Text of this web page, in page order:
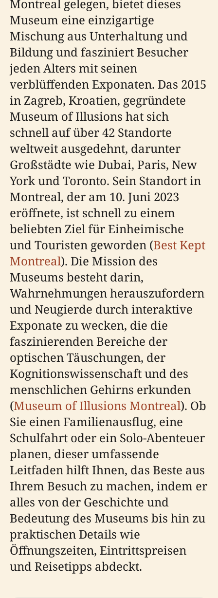
Montreal gelegen, bietet dieses
Museum eine einzigartige
Mischung aus Unterhaltung und
Bildung und fasziniert Besucher
jeden Alters mit seinen
verblüffenden Exponaten. Das 2015
in Zagreb, Kroatien, gegründete
Museum of Illusions hat sich
schnell auf über 42 Standorte
weltweit ausgedehnt, darunter
Großstädte wie Dubai, Paris, New
York und Toronto. Sein Standort in
Montreal, der am 10. Juni 2023
eröffnete, ist schnell zu einem
beliebten Ziel für Einheimische
und Touristen geworden (Best Kept
Montreal). Die Mission des
Museums besteht darin,
Wahrnehmungen herauszufordern
und Neugierde durch interaktive
Exponate zu wecken, die die
faszinierenden Bereiche der
optischen Täuschungen, der
Kognitionswissenschaft und des
menschlichen Gehirns erkunden
(Museum of Illusions Montreal). Ob
Sie einen Familienausflug, eine
Schulfahrt oder ein Solo-Abenteuer
planen, dieser umfassende
Leitfaden hilft Ihnen, das Beste aus
Ihrem Besuch zu machen, indem er
alles von der Geschichte und
Bedeutung des Museums bis hin zu
praktischen Details wie
Öffnungszeiten, Eintrittspreisen
und Reisetipps abdeckt.